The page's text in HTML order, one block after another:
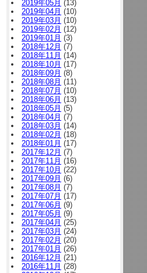
2019年05月 (13)
2019年04月 (10)
2019年03月 (10)
2019年02月 (12)
2019年01月 (3)
2018年12月 (7)
2018年11月 (14)
2018年10月 (17)
2018年09月 (8)
2018年08月 (11)
2018年07月 (10)
2018年06月 (13)
2018年05月 (5)
2018年04月 (7)
2018年03月 (14)
2018年02月 (18)
2018年01月 (17)
2017年12月 (7)
2017年11月 (16)
2017年10月 (22)
2017年09月 (6)
2017年08月 (7)
2017年07月 (17)
2017年06月 (9)
2017年05月 (9)
2017年04月 (25)
2017年03月 (24)
2017年02月 (20)
2017年01月 (26)
2016年12月 (21)
2016年11月 (28)